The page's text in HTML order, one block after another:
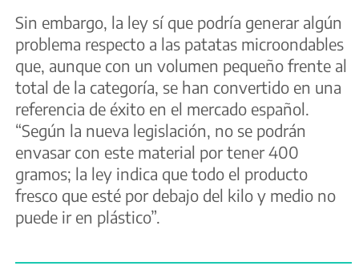
Sin embargo, la ley sí que podría generar algún
problema respecto a las patatas microondables
que, aunque con un volumen pequeño frente al
total de la categoría, se han convertido en una
referencia de éxito en el mercado español.
“Según la nueva legislación, no se podrán
envasar con este material por tener 400
gramos; la ley indica que todo el producto
fresco que esté por debajo del kilo y medio no
puede ir en plástico”.